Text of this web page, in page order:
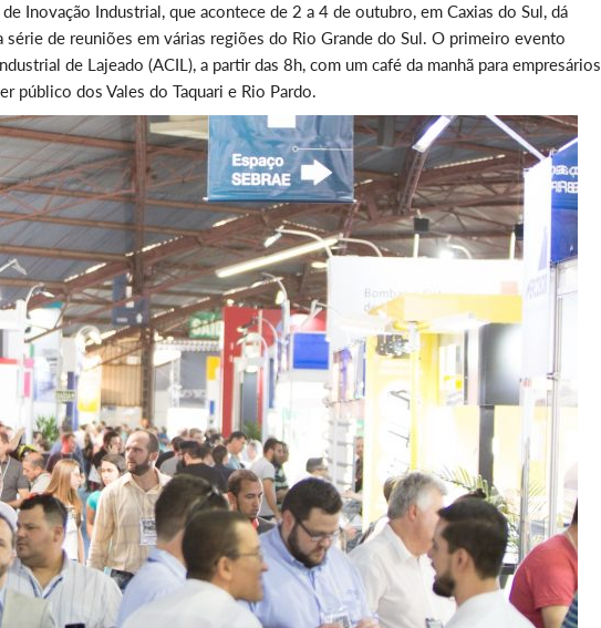
Inovação Industrial, que acontece de 2 a 4 de outubro, em Caxias do Sul, dá
de reuniões em várias regiões do Rio Grande do Sul. O primeiro evento
de Lajeado (ACIL), a partir das 8h, com um café da manhã para empresários
público dos Vales do Taquari e Rio Pardo.